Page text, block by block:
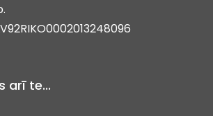
arī te...